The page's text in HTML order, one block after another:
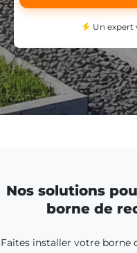
Un expert
Nos solutions
borne de
Faites installer votre borne